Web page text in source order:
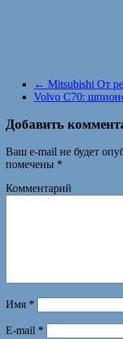
← Mitsubishi От
Volvo C70:
Добавить
Ваш e-mail не будет
помечены *
Комментарий
Имя *
E-mail *